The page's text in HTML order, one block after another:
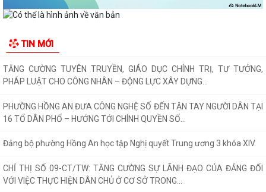
TIN MỚI
cho báo chí của Ủy ban nhân dân...
thị số 17 về bảo đảm trật tự...
TĂNG CƯỜNG TUYÊN TRUYỀN, GIÁO DỤC CHÍNH TRỊ, TƯ TƯỞNG,
PHÁP LUẬT CHO CÔNG NHÂN – ĐỘNG LỰC XÂY DỰNG...
PHƯỜNG HỒNG AN ĐƯA CÔNG NGHỆ SỐ ĐẾN TẬN TAY NGƯỜI DÂN TẠI
16 TỔ DÂN PHỐ – HƯỚNG TỚI CHÍNH QUYỀN SỐ...
Đảng bộ phường Hồng An học tập Nghị quyết Trung ương 3 khóa XIV.
CHỈ THỊ SỐ 09-CT/TW: TĂNG CƯỜNG SỰ LÃNH ĐẠO CỦA ĐẢNG ĐỐI
VỚI VIỆC THỰC HIỆN DÂN CHỦ Ở CƠ SỞ TRONG...